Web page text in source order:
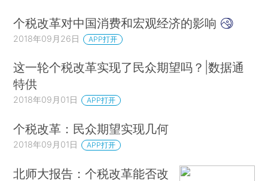
个税改革对中国消费和宏观经济的影响
2018年09月26日 APP打开
这一轮个税改革实现了民众期望吗？|数据通
特供
2018年09月01日 APP打开
个税改革：民众期望实现几何
2018年09月01日 APP打开
北师大报告：个税改革能否改